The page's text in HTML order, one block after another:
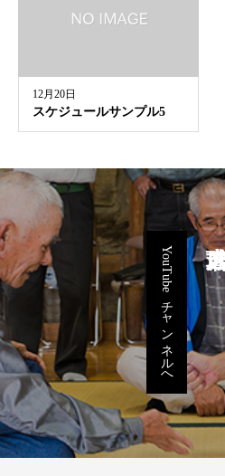
12月20日
スケジュールサンプル5
YouTubeチャンネルへ